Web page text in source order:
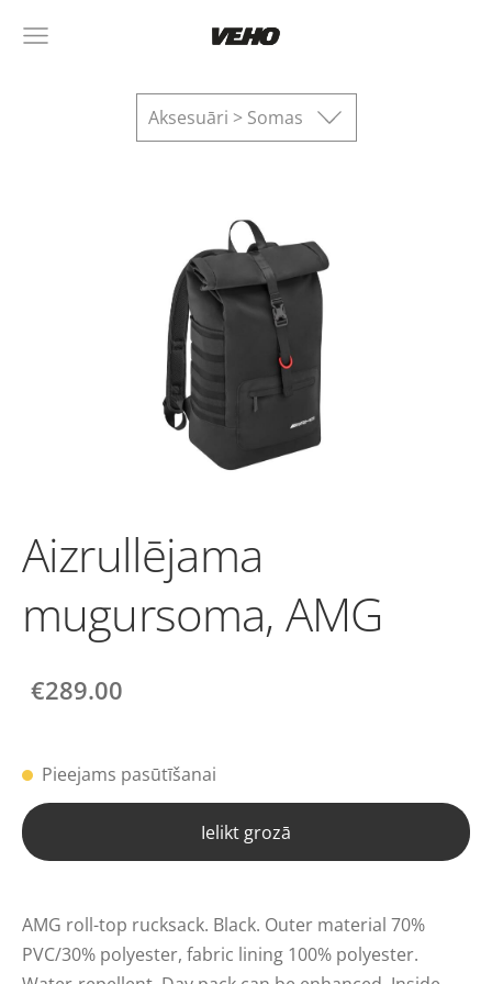
Aksesuāri > Somas
Aizrullējama
mugursoma, AMG
€289.00
Pieejams pasūtīšanai
Ielikt grozā
AMG roll-top rucksack. Black. Outer material 70%
PVC/30% polyester, fabric lining 100% polyester.